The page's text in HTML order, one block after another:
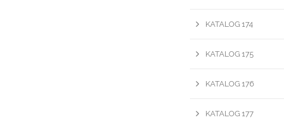
KATALOG 174
KATALOG 175
KATALOG 176
KATALOG 177